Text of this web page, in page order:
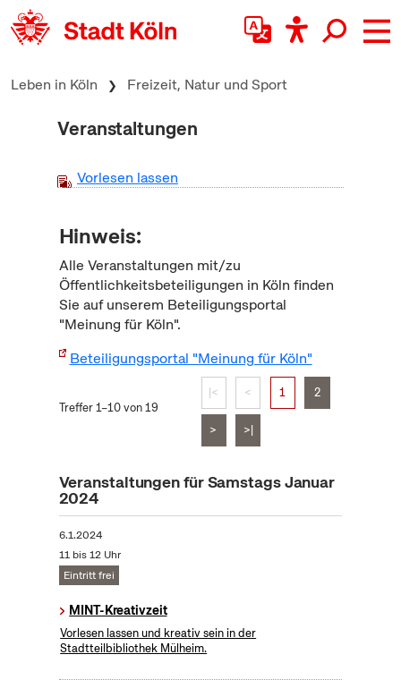
zum Inhalt springen
Leben in Köln Freizeit, Natur und Sport
Veranstaltungen
Vorlesen lassen
Hinweis:
Alle Veranstaltungen mit/zu
Öffentlichkeitsbeteiligungen in Köln finden
Sie auf unserem Beteiligungsportal
"Meinung für Köln".
Beteiligungsportal "Meinung für Köln"
Treffer 1–10 von 19
|< < 1 2
> >|
Veranstaltungen für Samstags Januar
2024
6.1.2024
11 bis 12 Uhr
Eintritt frei
MINT-Kreativzeit
Vorlesen lassen und kreativ sein in der
Stadtteilbibliothek Mülheim.